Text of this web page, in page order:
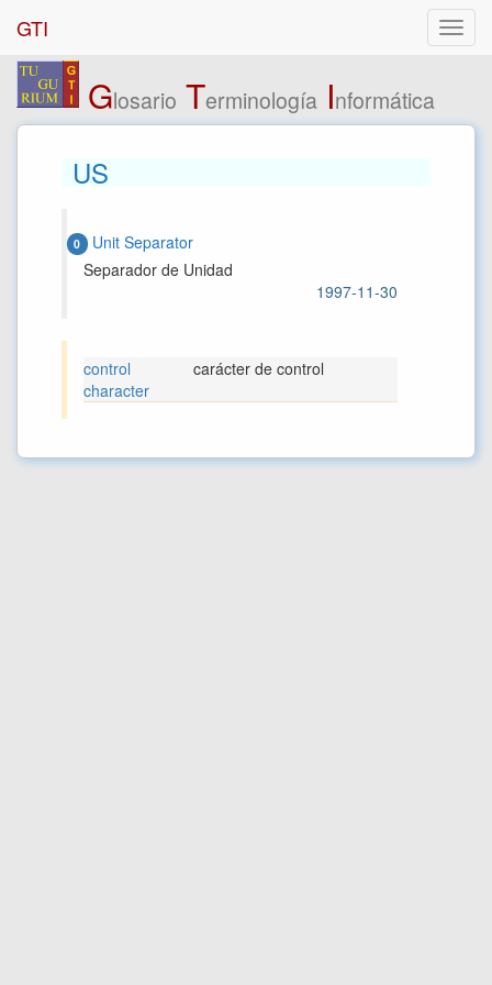
GTI
Glosario Terminología Informática
US
0 Unit Separator
Separador de Unidad
1997-11-30
control
character
carácter de control